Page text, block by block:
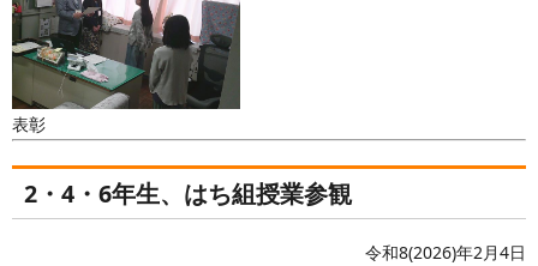
表彰
2・4・6年生、はち組授業参観
令和8(2026)年2月4日